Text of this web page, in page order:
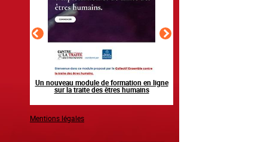
Un nouveau module de formation en ligne
sur la traite des êtres humains
Mentions légales